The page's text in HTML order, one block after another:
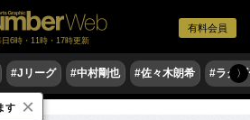
有料会員
日6時・11時・17時更新
#Jリーグ #中村剛也 #佐々木朗希 #ラグ〉
す ×